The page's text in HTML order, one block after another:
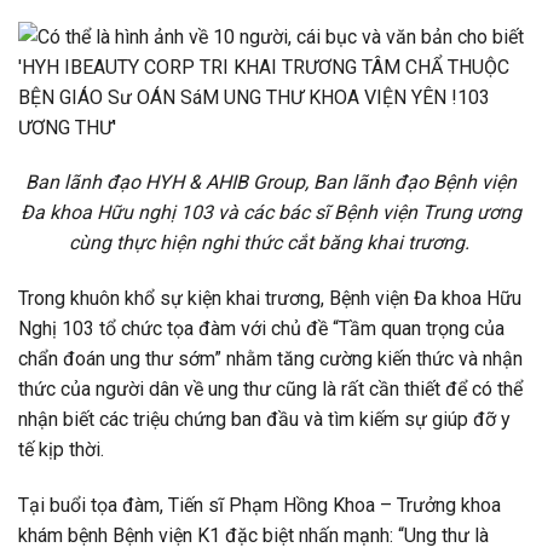
Ban lãnh đạo HYH & AHIB Group, Ban lãnh đạo Bệnh viện
Đa khoa Hữu nghị 103 và các bác sĩ Bệnh viện Trung ương
cùng thực hiện nghi thức cắt băng khai trương.
Trong khuôn khổ sự kiện khai trương, Bệnh viện Đa khoa Hữu
Nghị 103 tổ chức tọa đàm với chủ đề “Tầm quan trọng của
chẩn đoán ung thư sớm” nhằm tăng cường kiến thức và nhận
thức của người dân về ung thư cũng là rất cần thiết để có thể
nhận biết các triệu chứng ban đầu và tìm kiếm sự giúp đỡ y
tế kịp thời.
Tại buổi tọa đàm, Tiến sĩ Phạm Hồng Khoa – Trưởng khoa
khám bệnh Bệnh viện K1 đặc biệt nhấn mạnh: “Ung thư là